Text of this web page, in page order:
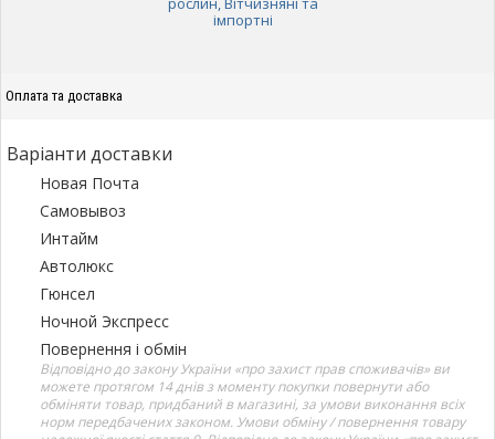
імпортні
Оплата та доставка
Варіанти доставки
Новая Почта
Самовывоз
Интайм
Автолюкс
Гюнсел
Ночной Экспресс
Повернення і обмін
Відповідно до закону України «про захист прав споживачів» ви
можете протягом 14 днів з моменту покупки повернути або
обміняти товар, придбаний в магазині, за умови виконання всіх
норм передбачених законом. Умови обміну / повернення товару